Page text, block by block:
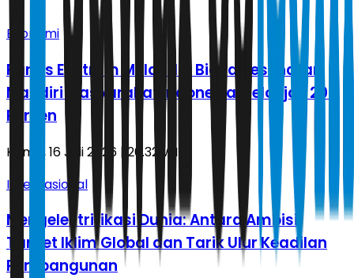
Ekonomi
Panas Ekstrem Melanda, Biaya Kesehatan
Mandiri Masyarakat Indonesia Melonjak 207
Persen
Kamis, 16 Juli 2026 | 20.32 WIB
Internasional
Mengelektrifikasi Dunia: Antara Ambisi
Target Iklim Global dan Tarik Ulur Keadilan
Pembangunan